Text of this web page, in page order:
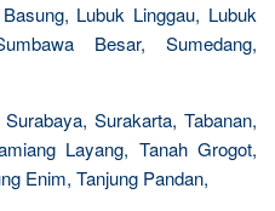
Lubuk Linggau, Lubuk
Besar, Sumedang,
Surakarta, Tabanan,
Layang, Tanah Grogot,
Enim, Tanjung Pandan,